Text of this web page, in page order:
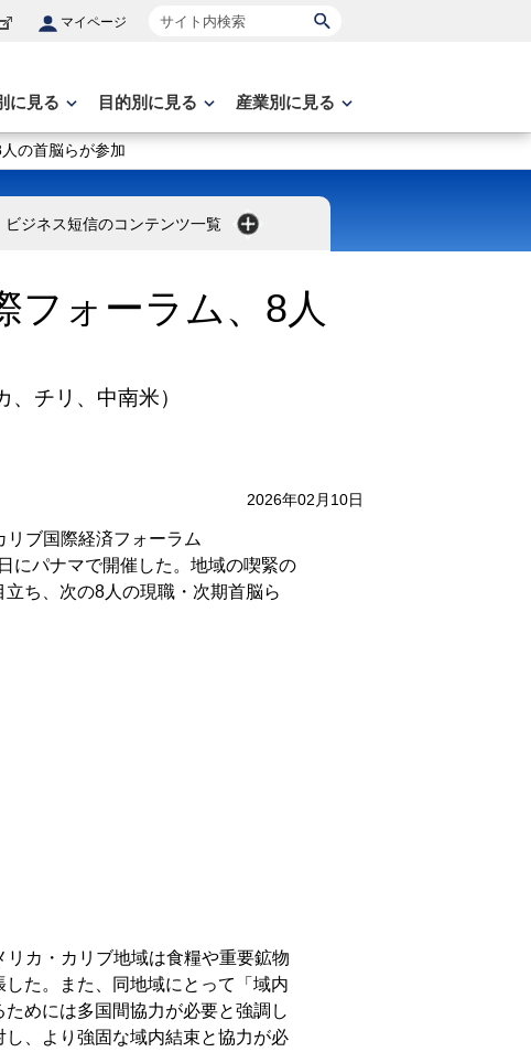
マイページ サイト内検索
に見る 目的別に見る 産業別に見る
の首脳らが参加
ビジネス短信のコンテンツ一覧
フォーラム、8人
チリ、中南米）
2026年02月10日
ブ国際経済フォーラム
にパナマで開催した。地域の喫緊の
ち、次の8人の現職・次期首脳ら
カ・カリブ地域は食糧や重要鉱物
た。また、同地域にとって「域内
めには多国間協力が必要と強調し
、より強固な域内結束と協力が必